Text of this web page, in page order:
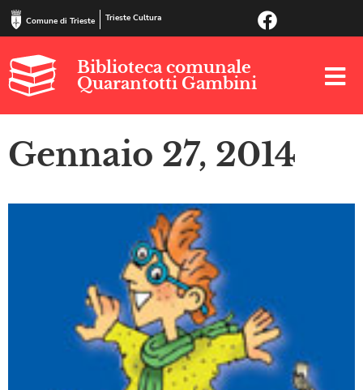
Comune di Trieste Trieste Cultura
Biblioteca comunale
Quarantotti Gambini
Gennaio 27, 2014